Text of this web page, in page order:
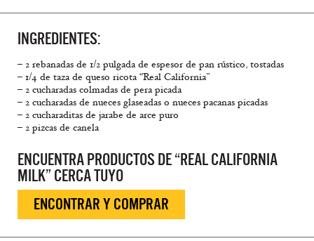
INGREDIENTES:
– 2 rebanadas de 1/2 pulgada de espesor de pan rústico, tostadas
– 1/4 de taza de queso ricota “Real California”
– 2 cucharadas colmadas de pera picada
– 2 cucharadas de nueces glaseadas o nueces pacanas picadas
– 2 cucharaditas de jarabe de arce puro
– 2 pizcas de canela
ENCUENTRA PRODUCTOS DE “REAL CALIFORNIA
MILK” CERCA TUYO
ENCONTRAR Y COMPRAR